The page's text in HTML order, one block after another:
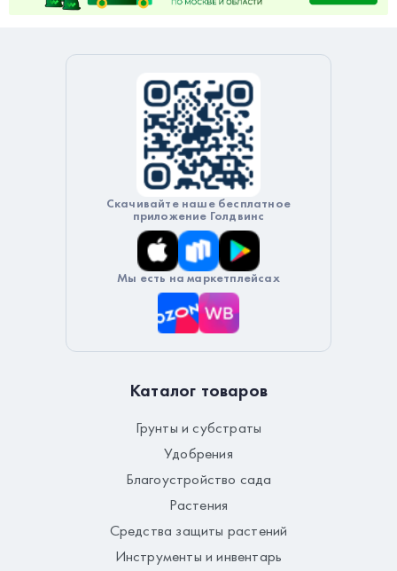
Скачивайте наше бесплатное
приложение Голдвинс
Мы есть на маркетплейсах
Каталог товаров
Грунты и субстраты
Удобрения
Благоустройство сада
Растения
Средства защиты растений
Инструменты и инвентарь